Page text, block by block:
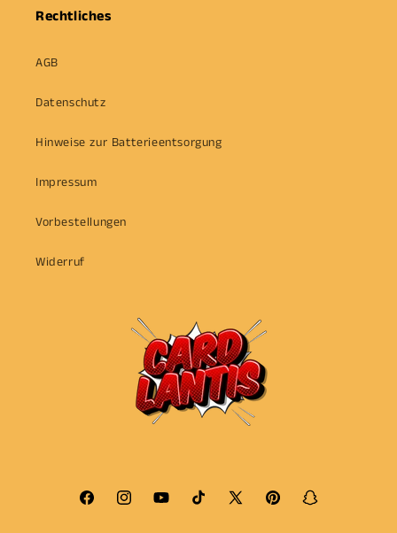
Rechtliches
AGB
Datenschutz
Hinweise zur Batterieentsorgung
Impressum
Vorbestellungen
Widerruf
FacebookInstagramYouTubeTikTok
X
PinterestSnapchat